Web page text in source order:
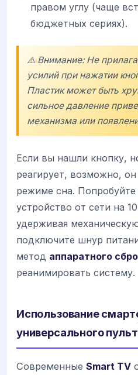
правом углу (чаще
бюджетных сериях).
⚠️ Внимание: Не
усилий при нажатии
Пластик может быть
сильное давление
механизма или
Если вы нашли кнопку,
реагирует, возможно,
режиме сна. Попробуйте
устройство от сети на
удерживая
подключите шнур
метод аппаратного
реанимировать систему.
Использование
универсального
Современные Smart TV